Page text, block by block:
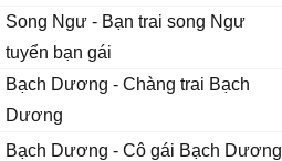
Song Ngư - Bạn trai song Ngư
tuyển bạn gái
Bạch Dương - Chàng trai Bạch
Dương
Bạch Dương - Cô gái Bạch Dương